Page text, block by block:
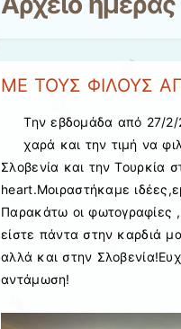
ΜΕ ΤΟΥΣ ΦΙΛΟΥΣ
Την εβδομάδα από 27/2/
χαρά και την τιμή να
Σλοβενία και την Τουρκία
heart.Μοιραστήκαμε
Παρακάτω οι φωτογραφίες
είστε πάντα στην καρδιά
αλλά και στην
αντάμωση!